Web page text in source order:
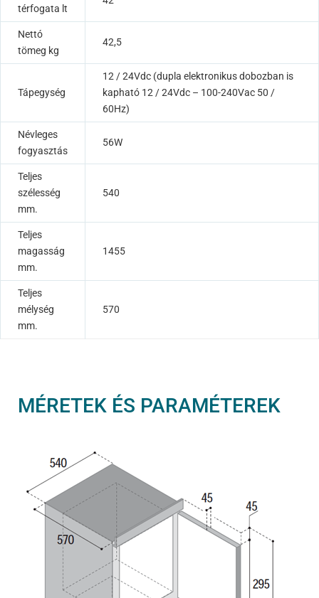
térfogata lt
Nettó
tömeg kg
42,5
Tápegység
12 / 24Vdc (dupla elektronikus dobozban is
kapható 12 / 24Vdc – 100-240Vac 50 /
60Hz)
Névleges
fogyasztás
56W
Teljes
szélesség
mm.
540
Teljes
magasság
mm.
1455
Teljes
mélység
mm.
570
MÉRETEK ÉS PARAMÉTEREK